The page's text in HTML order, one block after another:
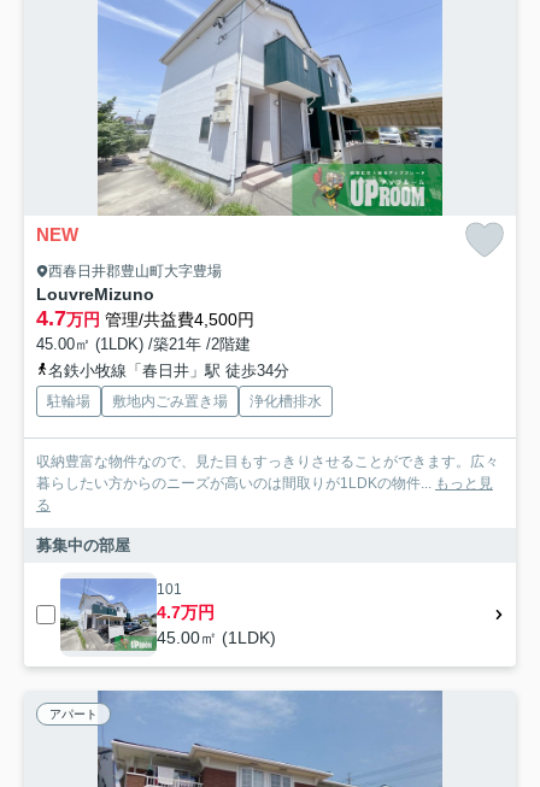
NEW
西春日井郡豊山町大字豊場
LouvreMizuno
4.7万円 管理/共益費4,500円
45.00㎡ (1LDK) /築21年 /2階建
名鉄小牧線「春日井」駅 徒歩34分
駐輪場 敷地内ごみ置き場 浄化槽排水
収納豊富な物件なので、見た目もすっきりさせることができます。広々
暮らしたい方からのニーズが高いのは間取りが1LDKの物件... もっと見
る
募集中の部屋
101
4.7万円
45.00㎡ (1LDK)
アパート